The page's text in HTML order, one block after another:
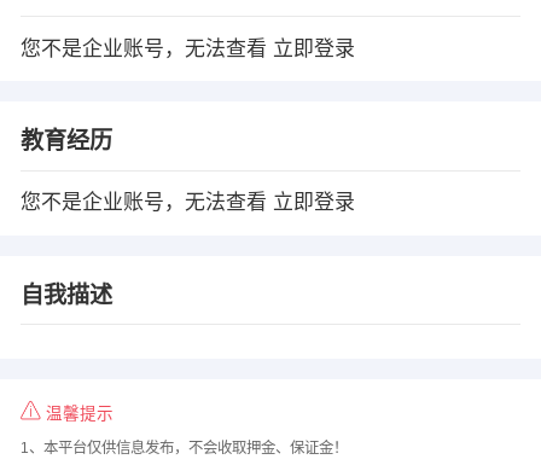
您不是企业账号，无法查看 立即登录
教育经历
您不是企业账号，无法查看 立即登录
自我描述
温馨提示
1、本平台仅供信息发布，不会收取押金、保证金！